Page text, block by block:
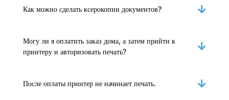
Как можно сделать ксерокопии документов?
Могу ли я оплатить заказ дома, а затем прийти к
принтеру и авторизовать печать?
После оплаты принтер не начинает печать.